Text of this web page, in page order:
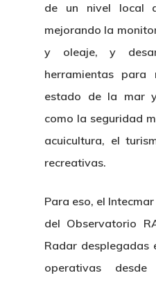
de un nivel local
mejorando la
y oleaje, y
herramientas
estado de la mar
como la seguridad
acuicultura, el
recreativas.
Para eso, el
del Observatorio
Radar desplegadas
operativas